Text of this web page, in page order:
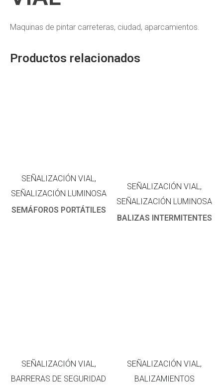
Maquinas de pintar carreteras, ciudad, aparcamientos.
Productos relacionados
SEÑALIZACIÓN VIAL,
SEÑALIZACIÓN LUMINOSA
SEMÁFOROS PORTÁTILES
SEÑALIZACIÓN VIAL,
SEÑALIZACIÓN LUMINOSA
BALIZAS INTERMITENTES
SEÑALIZACIÓN VIAL,
BARRERAS DE SEGURIDAD
SEÑALIZACIÓN VIAL,
BALIZAMIENTOS